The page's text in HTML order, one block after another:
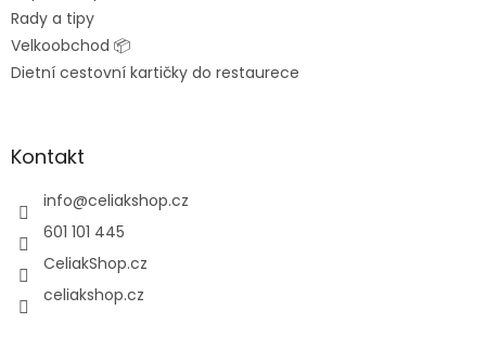
Rady a tipy
Velkoobchod 📦
Dietní cestovní kartičky do restaurece
Kontakt
info@celiakshop.cz
601 101 445
CeliakShop.cz
celiakshop.cz